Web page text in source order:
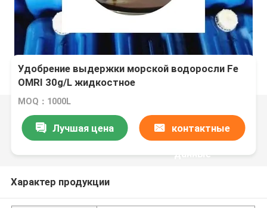
Удобрение выдержки морской водоросли Fe
OMRI 30g/L жидкостное
MOQ：1000L
Лучшая цена контактные
данные
Характер продукции